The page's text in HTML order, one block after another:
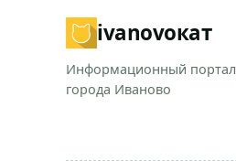
ivanovoкат
Информационный портал
города Иваново